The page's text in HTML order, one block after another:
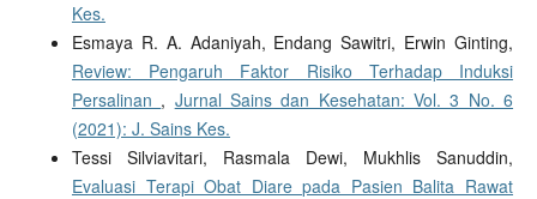
Kes.
Esmaya R. A. Adaniyah, Endang Sawitri, Erwin Ginting,
Review: Pengaruh Faktor Risiko Terhadap Induksi
Persalinan , Jurnal Sains dan Kesehatan: Vol. 3 No. 6
(2021): J. Sains Kes.
Tessi Silviavitari, Rasmala Dewi, Mukhlis Sanuddin,
Evaluasi Terapi Obat Diare pada Pasien Balita Rawat